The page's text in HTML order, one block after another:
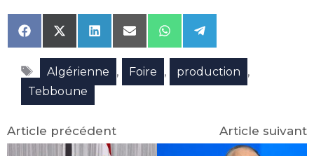
Share
on
Facebook
Share
on
X
(Twitter)
Share
on
LinkedIn
Share
on
Email
Share
on
WhatsApp
Share
on
Telegram
Étiquettes
Algérienne , Foire , production ,
Tebboune
Article précédent Article suivant